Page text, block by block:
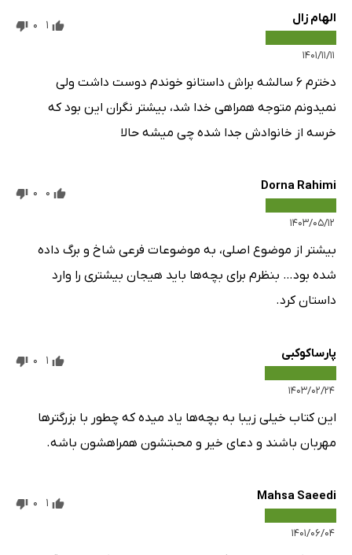
الهام زال
۱۴۰۱/۱۱/۱۱
1
0
دخترم 6 سالشه براش داستانو خوندم دوست داشت ولی
نمیدونم متوجه همراهی خدا شد، بیشتر نگران این بود که
خرسه از خانوادش جدا شده چی میشه حالا
Dorna Rahimi
۱۴۰۳/۰۵/۱۲
0
0
بیشتر از موضوع اصلی، به موضوعات فرعی شاخ و برگ داده
شده بود… بنظرم برای بچه‌ها باید هیجان بیشتری را وارد
داستان کرد.
پارساکوکبی
۱۴۰۳/۰۲/۲۴
1
0
این کتاب خیلی زیبا به بچه‌ها یاد میده که چطور با بزرگترها
مهربان باشند و دعای خیر و محبتشون همراهشون باشه.
Mahsa Saeedi
۱۴۰۱/۰۶/۰۴
1
0